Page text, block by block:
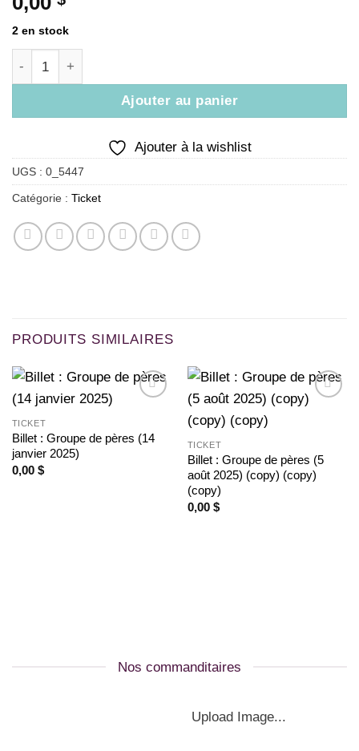
2 en stock
Ajouter au panier
Ajouter à la wishlist
UGS : 0_5447
Catégorie : Ticket
PRODUITS SIMILAIRES
wishlist
TICKET
Billet : Groupe de pères (14
janvier 2025)
0,00 $
TICKET
Billet : Groupe de pères (5
août 2025) (copy) (copy)
(copy)
0,00 $
Nos commanditaires
Upload Image...